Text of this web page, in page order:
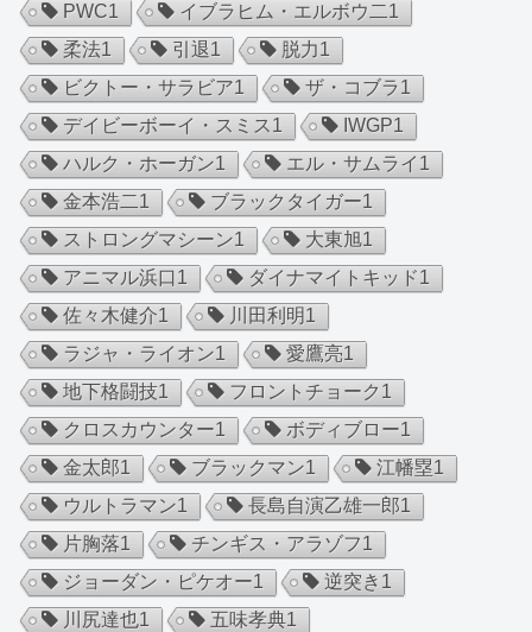
PWC1 イブラヒム・エルボウ二1
柔法1 引退1 脱力1
ビクトー・サラビア1 ザ・コブラ1
デイビーボーイ・スミス1 IWGP1
ハルク・ホーガン1 エル・サムライ 1
金本浩二1 ブラックタイガー1
ストロングマシーン1 大東旭1
アニマル浜口 1 ダイナマイトキッド1
佐々木健介1 川田利明1
ラジャ・ライオン1 愛鷹亮1
地下格闘技1 フロントチョーク1
クロスカウンター1 ボディブロー1
金太郎1 ブラックマン1 江幡塁1
ウルトラマン1 長島自演乙雄一郎1
片胸落1 チンギス・アラゾフ1
ジョーダン・ピケオー1 逆突き 1
川尻達也1 五味孝典1